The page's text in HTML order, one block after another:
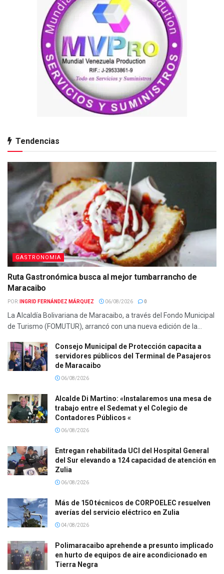
Tendencias
GASTRONOMIA
Ruta Gastronómica busca al mejor tumbarrancho de
Maracaibo
POR: INGRID FERNÁNDEZ MÁRQUEZ 06/08/2026 0
La Alcaldía Bolivariana de Maracaibo, a través del Fondo Municipal
de Turismo (FOMUTUR), arrancó con una nueva edición de la...
Consejo Municipal de Protección capacita a
servidores públicos del Terminal de Pasajeros
de Maracaibo
06/08/2026
Alcalde Di Martino: «Instalaremos una mesa de
trabajo entre el Sedemat y el Colegio de
Contadores Públicos «
06/08/2026
Entregan rehabilitada UCI del Hospital General
del Sur elevando a 124 capacidad de atención en
Zulia
06/08/2026
Más de 150 técnicos de CORPOELEC resuelven
averías del servicio eléctrico en Zulia
04/08/2026
Polimaracaibo aprehende a presunto implicado
en hurto de equipos de aire acondicionado en
Tierra Negra